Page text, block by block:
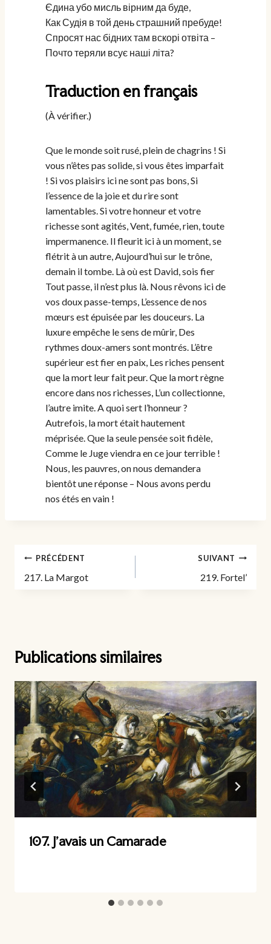
Єдина убо мисль вірним да буде,
Как Судія в той день страшний пребуде!
Спросят нас бідних там вскорі отвіта –
Почто теряли всує наші літа?
Traduction en français
(À vérifier.)
Que le monde soit rusé, plein de chagrins ! Si
vous n’êtes pas solide, si vous êtes imparfait
! Si vos plaisirs ici ne sont pas bons, Si
l’essence de la joie et du rire sont
lamentables. Si votre honneur et votre
richesse sont agités, Vent, fumée, rien, toute
impermanence. Il fleurit ici à un moment, se
flétrit à un autre, Aujourd’hui sur le trône,
demain il tombe. Là où est David, sois fier
Tout passe, il n’est plus là. Nous rêvons ici de
vos doux passe-temps, L’essence de nos
mœurs est épuisée par les douceurs. La
luxure empêche le sens de mûrir, Des
rythmes doux-amers sont montrés. L’être
supérieur est fier en paix, Les riches pensent
que la mort leur fait peur. Que la mort règne
encore dans nos richesses, L’un collectionne,
l’autre imite. A quoi sert l’honneur ?
Autrefois, la mort était hautement
méprisée. Que la seule pensée soit fidèle,
Comme le Juge viendra en ce jour terrible !
Nous, les pauvres, on nous demandera
bientôt une réponse – Nous avons perdu
nos étés en vain !
Navigation
de
PRÉCÉDENT
217. La Margot
SUIVANT
219. Fortel’
Publications similaires
107. J’avais un Camarade